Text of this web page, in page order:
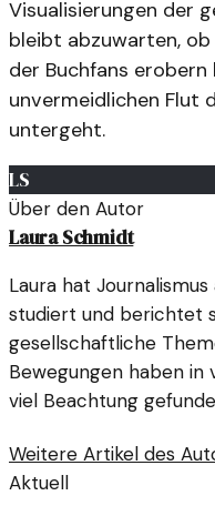
Visualisierungen der
bleibt abzuwarten, ob
der Buchfans
unvermeidlichen Flut
untergeht.
LS
Über den Autor
Laura Schmidt
Laura hat
studiert und berichtet
gesellschaftliche
Bewegungen haben in
viel Beachtung
Weitere Artikel des
Aktuell